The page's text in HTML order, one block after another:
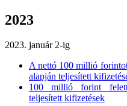
2023
2023. január 2-ig
A nettó 100 millió
alapján teljesített
100 millió forint
teljesített kifizetések